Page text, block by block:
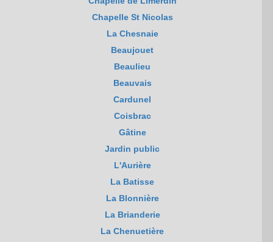
Chapelle St Nicolas
La Chesnaie
Beaujouet
Beaulieu
Beauvais
Cardunel
Coisbrac
Gâtine
Jardin public
L'Aurière
La Batisse
La Blonnière
La Brianderie
La Chenuetière